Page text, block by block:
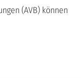
(AVB) können